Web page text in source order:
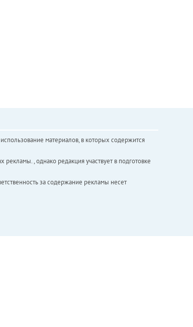
материалов, в которых содержится
, однако редакция участвует в подготовке
за содержание рекламы несет